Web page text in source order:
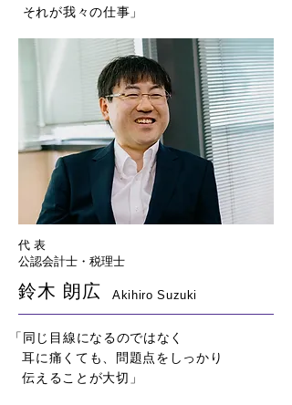
それが我々の仕事」
代 表
公認会計士・税理士
鈴木 朗広 Akihiro Suzuki
「同じ目線になるのではなく
耳に痛くても、問題点をしっかり
伝えることが大切」